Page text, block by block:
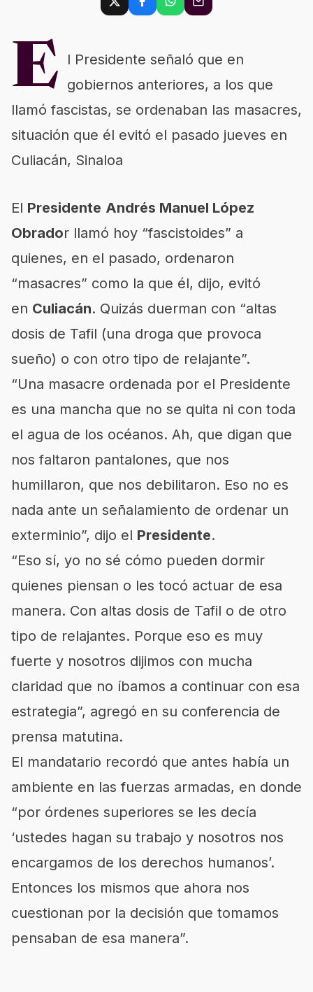
E
l Presidente señaló que en
gobiernos anteriores, a los que
llamó fascistas, se ordenaban las masacres,
situación que él evitó el pasado jueves en
Culiacán, Sinaloa
El Presidente Andrés Manuel López
Obrador llamó hoy “fascistoides” a
quienes, en el pasado, ordenaron
“masacres” como la que él, dijo, evitó
en Culiacán. Quizás duerman con “altas
dosis de Tafil (una droga que provoca
sueño) o con otro tipo de relajante”.
“Una masacre ordenada por el Presidente
es una mancha que no se quita ni con toda
el agua de los océanos. Ah, que digan que
nos faltaron pantalones, que nos
humillaron, que nos debilitaron. Eso no es
nada ante un señalamiento de ordenar un
exterminio”, dijo el Presidente.
“Eso sí, yo no sé cómo pueden dormir
quienes piensan o les tocó actuar de esa
manera. Con altas dosis de Tafil o de otro
tipo de relajantes. Porque eso es muy
fuerte y nosotros dijimos con mucha
claridad que no íbamos a continuar con esa
estrategia”, agregó en su conferencia de
prensa matutina.
El mandatario recordó que antes había un
ambiente en las fuerzas armadas, en donde
“por órdenes superiores se les decía
‘ustedes hagan su trabajo y nosotros nos
encargamos de los derechos humanos’.
Entonces los mismos que ahora nos
cuestionan por la decisión que tomamos
pensaban de esa manera”.